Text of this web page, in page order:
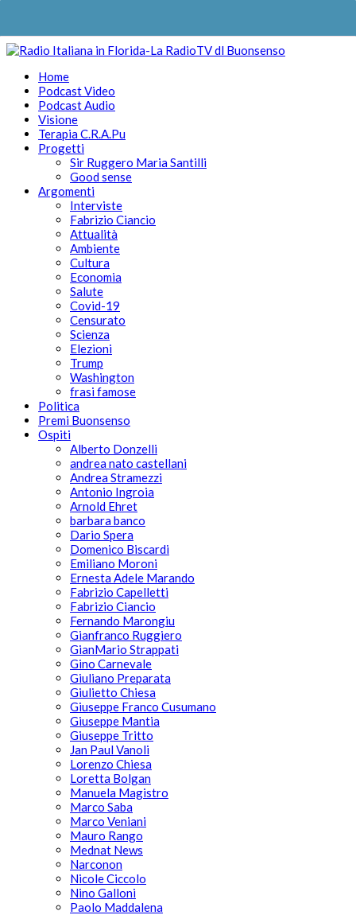
Home
Podcast Video
Podcast Audio
Visione
Terapia C.R.A.Pu
Progetti
Sir Ruggero Maria Santilli
Good sense
Argomenti
Interviste
Fabrizio Ciancio
Attualità
Ambiente
Cultura
Economia
Salute
Covid-19
Censurato
Scienza
Elezioni
Trump
Washington
frasi famose
Politica
Premi Buonsenso
Ospiti
Alberto Donzelli
andrea nato castellani
Andrea Stramezzi
Antonio Ingroia
Arnold Ehret
barbara banco
Dario Spera
Domenico Biscardi
Emiliano Moroni
Ernesta Adele Marando
Fabrizio Capelletti
Fabrizio Ciancio
Fernando Marongiu
Gianfranco Ruggiero
GianMario Strappati
Gino Carnevale
Giuliano Preparata
Giulietto Chiesa
Giuseppe Franco Cusumano
Giuseppe Mantia
Giuseppe Tritto
Jan Paul Vanoli
Lorenzo Chiesa
Loretta Bolgan
Manuela Magistro
Marco Saba
Marco Veniani
Mauro Rango
Mednat News
Narconon
Nicole Ciccolo
Nino Galloni
Paolo Maddalena